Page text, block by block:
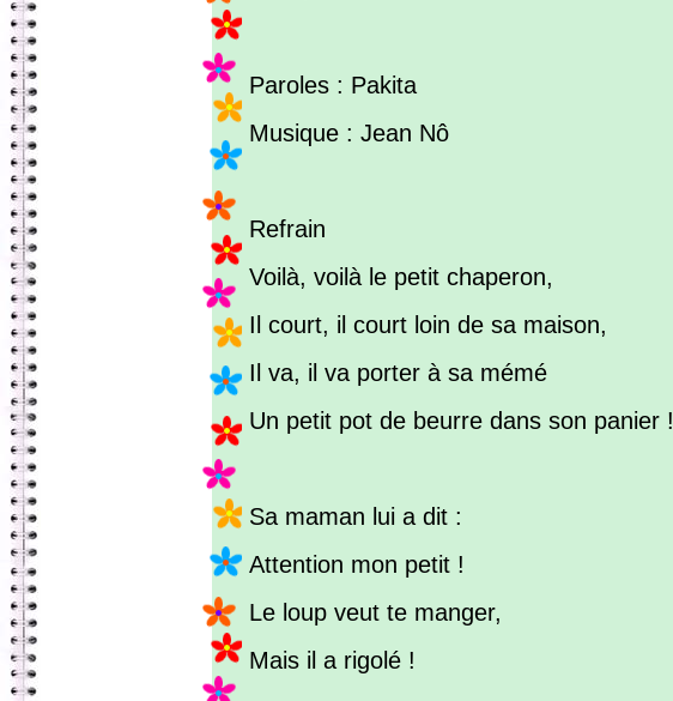
Paroles : Pakita
Musique : Jean Nô
Refrain
Voilà, voilà le petit chaperon,
Il court, il court loin de sa maison,
Il va, il va porter à sa mémé
Un petit pot de beurre dans son panier !
Sa maman lui a dit :
Attention mon petit !
Le loup veut te manger,
Mais il a rigolé !